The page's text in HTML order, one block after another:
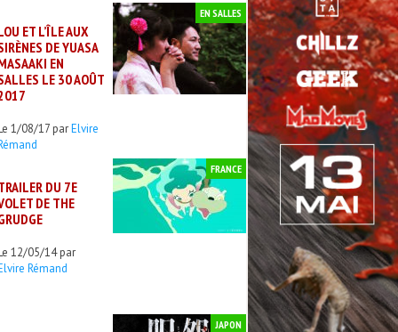
EN SALLES
ET L’ÎLE AUX
DE YUASA
EN
LE 30 AOÛT
1/08/17 parElvire
FRANCE
DU 7E
DE THE
12/05/14 par
Rémand
JAPON